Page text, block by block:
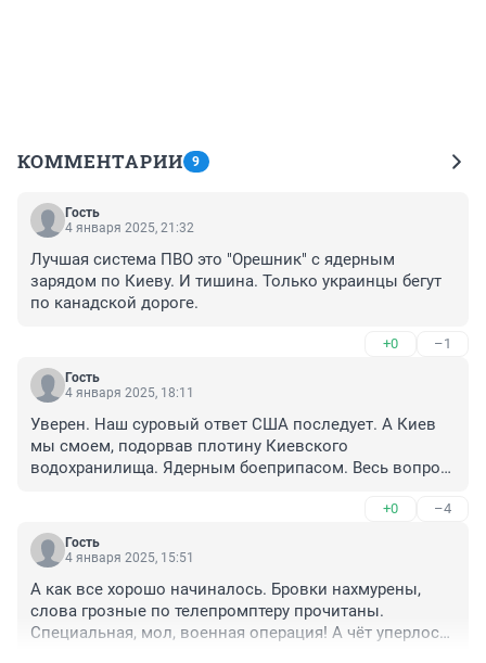
КОММЕНТАРИИ 9
Гость
4 января 2025, 21:32
Лучшая система ПВО это "Орешник" с ядерным
зарядом по Киеву. И тишина. Только украинцы бегут
по канадской дороге.
+0 –1
Гость
4 января 2025, 18:11
Уверен. Наш суровый ответ США последует. А Киев
мы смоем, подорвав плотину Киевского
водохранилища. Ядерным боеприпасом. Весь вопрос,
года назад, уже жили бы в мире и спокойствии. И
НАТО отползло бы от наших границ.
+0 –4
Гость
4 января 2025, 15:51
А как все хорошо начиналось. Бровки нахмурены,
слова грозные по телепромптеру прочитаны.
Специальная, мол, военная операция! А чёт уперлось